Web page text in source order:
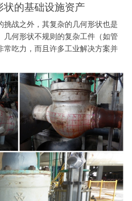
状的基础设施资产
挑战之外，其复杂的几何形状也是
几何形状不规则的复杂工件（如管
常吃力，而且许多工业解决方案并